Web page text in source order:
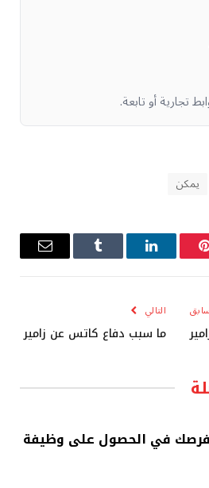
تجارية أو تابعة.
يمكن
بينتيريستلينكدإن Tumblr
البريد
التالي
ما سبب دفاع كاتس عن زامير
في الحصول على وظيفة